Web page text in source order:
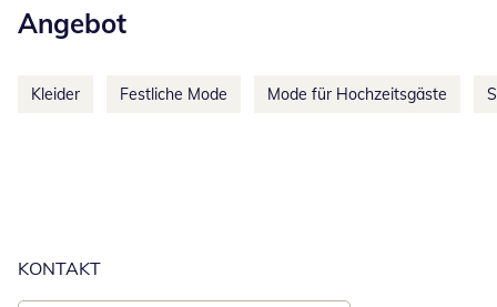
Angebot
Kleider Festliche Mode Mode für Hochzeitsgäste
KONTAKT